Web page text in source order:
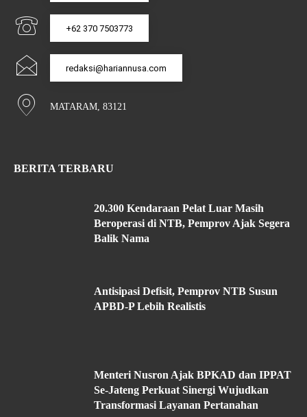
+62 370 7503773
redaksi@hariannusa.com
MATARAM, 83121
BERITA TERBARU
20.300 Kendaraan Pelat Luar Masih
Beroperasi di NTB, Pemprov Ajak Segera
Balik Nama
Antisipasi Defisit, Pemprov NTB Susun
APBD-P Lebih Realistis
Menteri Nusron Ajak BPKAD dan IPPAT
Se-Jateng Perkuat Sinergi Wujudkan
Transformasi Layanan Pertanahan